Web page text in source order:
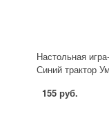
Настольная
Синий трактор
155 руб.